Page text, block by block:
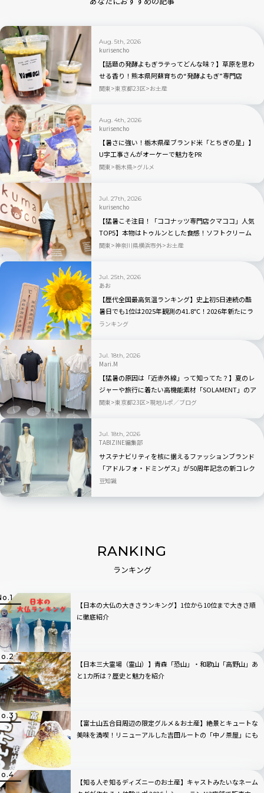
Aug. 5th, 2026
kurisencho
【話題の発酵よもぎラテってどんな味？】草原を思わ
せる香り！熊本県阿蘇育ちの“発酵よもぎ”専門店
「BETWEEN by THE YOMOGI STAND」渋谷にオープ
関東 東京都23区 お土産
Aug. 4th, 2026
kurisencho
【暑さに強い！栃木県産ブランド米「とちぎの星」】
U字工事さんがオーケーで魅力をPR
関東 栃木県 グルメ
Jul. 27th, 2026
kurisencho
【猛暑こそ注目！「ココナッツ専門店クマココ」人気
TOP5】本物はトゥルンとした食感！ソフトクリーム
やビールも人気｜川崎・ラ チッタデッラ
関東 神奈川県横浜市外 お土産
Jul. 25th, 2026
あお
【歴代全国最高気温ランキング】史上初5日連続の酷
暑日でも1位は2025年観測の41.8℃！2026年新たにラ
ンクインしたのはどこ？
ランキング
Jul. 18th, 2026
Mari.M
【猛暑の原因は「近赤外線」って知ってた？】夏のレ
ジャーや旅行に着たい高機能素材「SOLAMENT」のア
パレルが続々登場
関東 東京都23区 現地ルポ／ブログ
Jul. 18th, 2026
TABIZINE編集部
サステナビリティを核に据えるファッションブランド
「アドルフォ・ドミンゲス」が50周年記念の新コレク
ション「EL NÚMERO」を発表
豆知識
RANKING
ランキング
【日本の大仏の大きさランキング】1位から10位まで大きさ順
に徹底紹介
【日本三大霊場（霊山）】青森「恐山」・和歌山「高野山」あ
と1カ所は？歴史と魅力を紹介
【富士山五合目周辺の限定グルメ＆お土産】絶景とキュートな
美味を満喫！リニューアルした吉田ルートの「中ノ茶屋」にも
【知る人ぞ知るディズニーのお土産】キャストみたいなネーム